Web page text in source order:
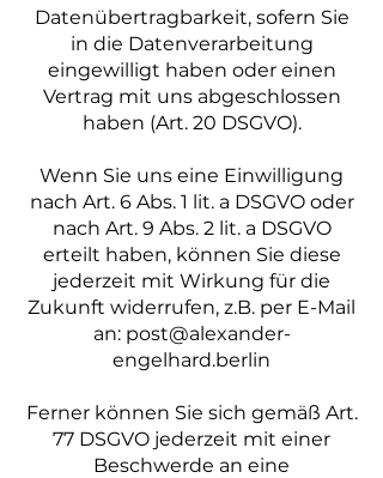
Datenübertragbarkeit, sofern Sie
in die Datenverarbeitung
eingewilligt haben oder einen
Vertrag mit uns abgeschlossen
haben (Art. 20 DSGVO).
Wenn Sie uns eine Einwilligung
nach Art. 6 Abs. 1 lit. a DSGVO oder
nach Art. 9 Abs. 2 lit. a DSGVO
erteilt haben, können Sie diese
jederzeit mit Wirkung für die
Zukunft widerrufen, z.B. per E-Mail
an: post@alexander-
engelhard.berlin
Ferner können Sie sich gemäß Art.
77 DSGVO jederzeit mit einer
Beschwerde an eine